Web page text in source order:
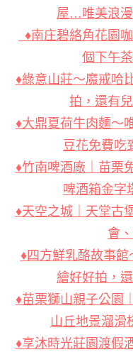
屋…唯美浪
♦南庄碧絡角花園
個下午
♦綠意山莊～魔戒哈
拍，還有
♦大鼎夏荷牛肉麵～
豆花免費吃
♦竹南啤酒廠｜苗栗
啤酒箱金字
♦天空之城｜天堂古
會
♦四方鮮乳酪故事
繪好好拍，
♦苗栗獅山親子公園
山丘地景溜滑
♦享沐時光莊園渡假